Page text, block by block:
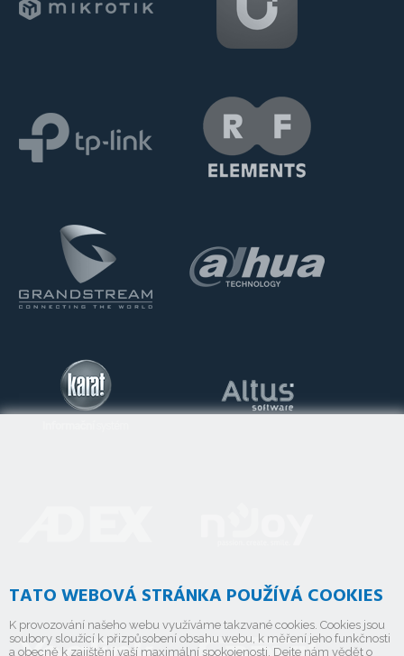
TATO WEBOVÁ STRÁNKA POUŽÍVÁ COOKIES
K provozování našeho webu využíváme takzvané cookies. Cookies jsou
soubory sloužící k přizpůsobení obsahu webu, k měření jeho funkčnosti
a obecně k zajištění vaší maximální spokojenosti. Dejte nám vědět o